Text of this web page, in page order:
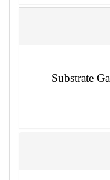
Substrate